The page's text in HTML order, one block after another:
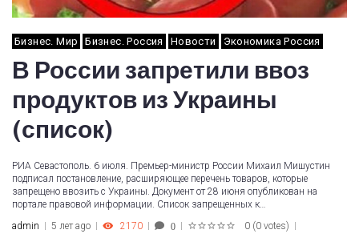
Бизнес. Мир Бизнес. Россия Новости Экономика Россия
В России запретили ввоз
продуктов из Украины
(список)
РИА Севастополь. 6 июля. Премьер-министр России Михаил Мишустин
подписал постановление, расширяющее перечень товаров, которые
запрещено ввозить с Украины. Документ от 28 июня опубликован на
портале правовой информации. Список запрещенных к…
admin
5 лет ago 2170 0 0 (0 votes)